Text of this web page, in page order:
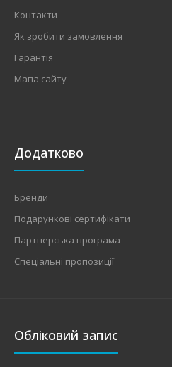
Контакти
Як зробити замовлення
Гарантія
Мапа сайту
Додатково
Бренди
Подарункові сертифікати
Партнерська програма
Спеціальні пропозиції
Обліковий запис